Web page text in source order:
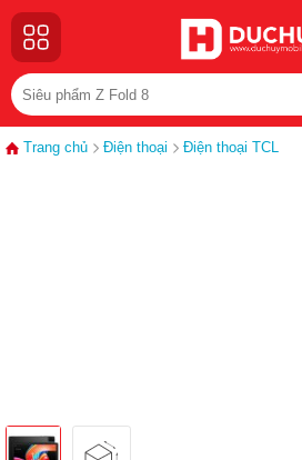
Trang chủ Điện thoại Điện thoại TCL